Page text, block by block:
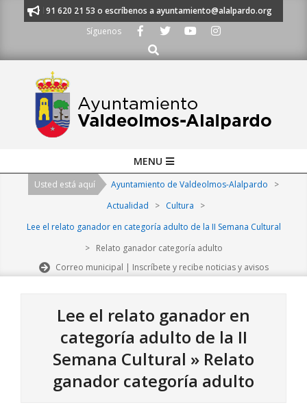
al 91 620 21 53 o escríbenos a ayuntamiento@alalpardo.org
Síguenos
Buscar
Navigation
MENU
Usted está aquí Ayuntamiento de Valdeolmos-Alalpardo
>
Actualidad
> Cultura
>
Lee el relato ganador en categoría adulto de la II Semana Cultural
> Relato ganador categoría adulto
Correo municipal | Inscríbete y recibe noticias y avisos
Lee el relato ganador en
categoría adulto de la II
Semana Cultural » Relato
ganador categoría adulto